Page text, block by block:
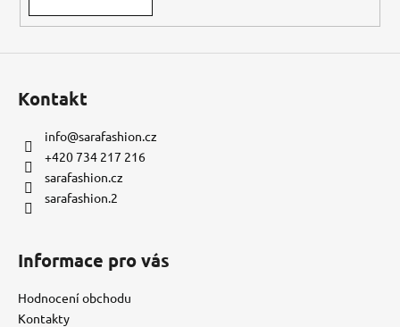
Kontakt
info@sarafashion.cz
+420 734 217 216
sarafashion.cz
sarafashion.2
Informace pro vás
Hodnocení obchodu
Kontakty